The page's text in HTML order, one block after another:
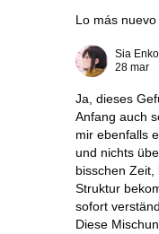
Lo más nuevo
Sia Enko
28 mar
Ja, dieses
Anfang auch
mir ebenfalls
und nichts
bisschen
Struktur
sofort
Diese